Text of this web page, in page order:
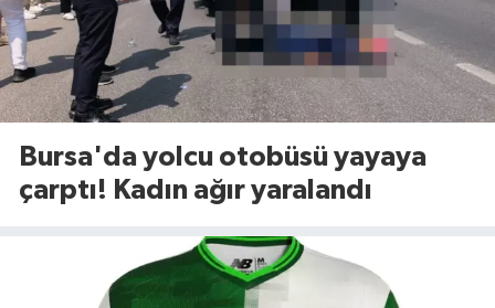
Bursa'da yolcu otobüsü yayaya
çarptı! Kadın ağır yaralandı